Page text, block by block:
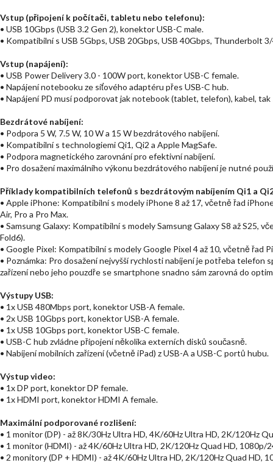
Vstup (připojení k počítači, tabletu nebo telefonu):
• USB 10Gbps (USB 3.2 Gen 2), konektor USB-C male.
• Kompatibilní s USB 5Gbps, USB 20Gbps, USB 40Gbps, Thunderbolt
Vstup (napájení):
• USB Power Delivery 3.0 - 100W port, konektor USB-C female.
• Napájení notebooku ze síťového adaptéru přes USB-C hub.
• Napájení PD musí podporovat jak notebook (tablet, telefon), kabel, tak
Bezdrátové nabíjení:
• Podpora 5 W, 7.5 W, 10 W a 15 W bezdrátového nabíjení.
• Kompatibilní s technologiemi Qi1, Qi2 a Apple MagSafe.
• Podpora magnetického zarovnání pro efektivní nabíjení.
• Pro dosažení maximálního výkonu bezdrátového nabíjení je nutné
Příklady kompatibilních telefonů s bezdrátovým nabíjením Qi1 a
• Apple iPhone: Kompatibilní s modely iPhone 8 až 17, včetně řad
Air, Pro a Pro Max.
• Samsung Galaxy: Kompatibilní s modely Samsung Galaxy S8 až S25,
Fold6).
• Google Pixel: Kompatibilní s modely Google Pixel 4 až 10, včetně řad
• Poznámka: Pro dosažení nejvyšší rychlosti nabíjení je potřeba telefon
zařízení nebo jeho pouzdře se smartphone snadno sám zarovná do
Výstupy USB:
• 1x USB 480Mbps port, konektor USB-A female.
• 2x USB 10Gbps port, konektor USB-A female.
• 1x USB 10Gbps port, konektor USB-C female.
• USB-C hub zvládne připojení několika externích disků současně.
• Nabíjení mobilních zařízení (včetně iPad) z USB-A a USB-C portů hubu.
Výstup video:
• 1x DP port, konektor DP female.
• 1x HDMI port, konektor HDMI A female.
Maximální podporované rozlišení:
• 1 monitor (DP) - až 8K/30Hz Ultra HD, 4K/60Hz Ultra HD, 2K/120Hz
• 1 monitor (HDMI) - až 4K/60Hz Ultra HD, 2K/120Hz Quad HD, 1080p/
• 2 monitory (DP + HDMI) - až 4K/60Hz Ultra HD, 2K/120Hz Quad HD,